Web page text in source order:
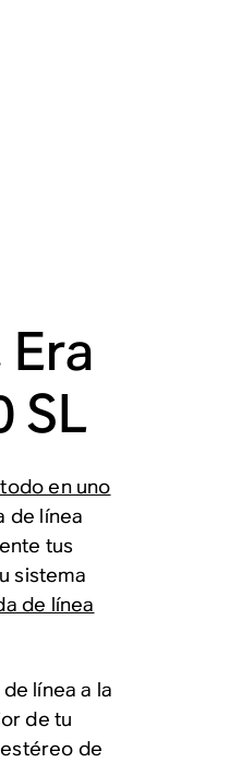
SL
en uno
de línea
tus
sistema
de línea
línea a la
de tu
de